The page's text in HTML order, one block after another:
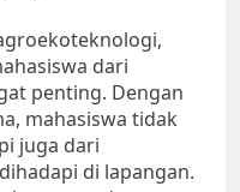
dari
penting. Dengan
mahasiswa tidak
juga dari
di lapangan.